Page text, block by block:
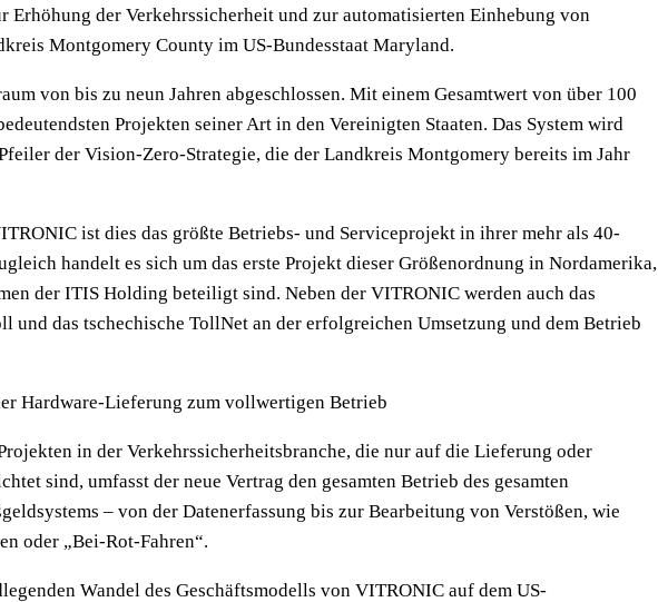
Erhöhung der Verkehrssicherheit und zur automatisierten Einhebung von
Montgomery County im US-Bundesstaat Maryland.
von bis zu neun Jahren abgeschlossen. Mit einem Gesamtwert von über 100
Projekten seiner Art in den Vereinigten Staaten. Das System wird
der Vision-Zero-Strategie, die der Landkreis Montgomery bereits im Jahr
ist dies das größte Betriebs- und Serviceprojekt in ihrer mehr als 40-
handelt es sich um das erste Projekt dieser Größenordnung in Nordamerika,
der ITIS Holding beteiligt sind. Neben der VITRONIC werden auch das
und das tschechische TollNet an der erfolgreichen Umsetzung und dem Betrieb
Hardware-Lieferung zum vollwertigen Betrieb
in der Verkehrssicherheitsbranche, die nur auf die Lieferung oder
sind, umfasst der neue Vertrag den gesamten Betrieb des gesamten
– von der Datenerfassung bis zur Bearbeitung von Verstößen, wie
oder „Bei-Rot-Fahren“.
Wandel des Geschäftsmodells von VITRONIC auf dem US-